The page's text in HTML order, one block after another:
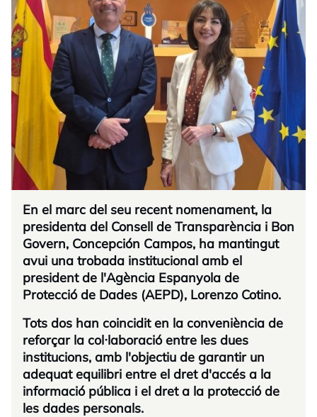
En el marc del seu recent nomenament, la
presidenta del Consell de Transparència i Bon
Govern, Concepción Campos, ha mantingut
avui una trobada institucional amb el
president de l'Agència Espanyola de
Protecció de Dades (AEPD), Lorenzo Cotino.
Tots dos han coincidit en la conveniència de
reforçar la col·laboració entre les dues
institucions, amb l'objectiu de garantir un
adequat equilibri entre el dret d'accés a la
informació pública i el dret a la protecció de
les dades personals.